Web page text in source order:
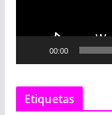
c
r
00:00
Etiquetas